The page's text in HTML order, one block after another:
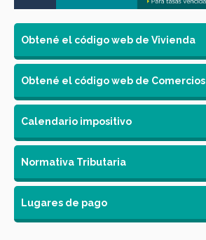
Obtené el código web de Vivienda
Obtené el código web de Comercios
Calendario impositivo
Normativa Tributaria
Lugares de pago